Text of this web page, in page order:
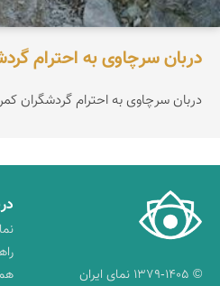
دربان سرچاوی به احترام
دربان سرچاوی به احترام گردشگران
© ۱۳۷۹-۱۴۰۵ نمای ایران